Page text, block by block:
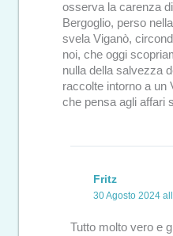
osserva la carenza
Bergoglio, perso
svela Viganò,
noi, che oggi
nulla della salvezza
raccolte intorno a un
che pensa agli affari
Fritz
30 Agosto 2024
Tutto molto vero e